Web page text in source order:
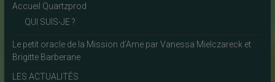
Accueil Quartzprod
QUI SUIS-JE ?
Le petit oracle de la Mission d’Ame par Vanessa Mielczareck et
Brigitte Barberane
LES ACTUALITÉS